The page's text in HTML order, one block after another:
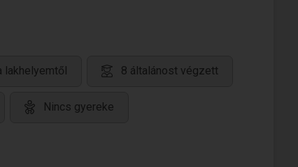
lakhelyemtől 8 általánost végzett
Nincs gyereke